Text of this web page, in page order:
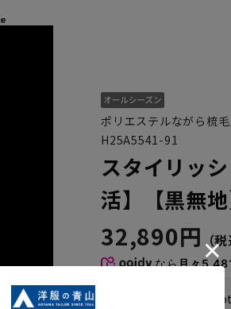
ポリエステルながら梳
H25A5541-91
スタイリッ
活】【黒無地
32,890円
なら月々